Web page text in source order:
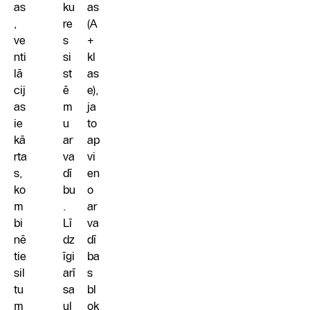
as
,
ve
nti
lā
cij
as
ie
kā
rta
s,
ko
m
bi
nē
tie
sil
tu
m
ku
re
s
si
st
ē
m
u
ar
va
dī
bu
.
Lī
dz
īgi
arī
sa
ul
as
(A
+
kl
as
e),
ja
to
ap
vi
en
o
ar
va
dī
ba
s
bl
ok